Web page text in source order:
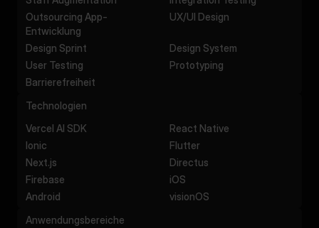
Outsourcing App-
Entwicklung
UX/UI Design
Design Sprint
Design System
User Testing
Prototyping
Barrierefreiheit
Technologien
Vercel AI SDK
React Native
Ionic
Flutter
Next.js
Directus
Firebase
iOS
Android
visionOS
Anwendungsbereiche